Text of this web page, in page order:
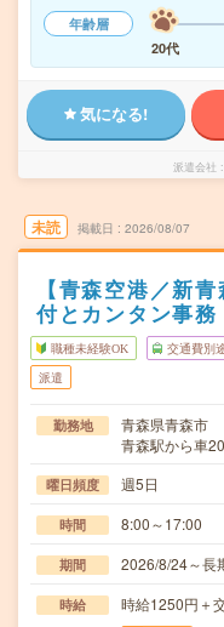
年齢層
20代
気になる!
派遣会社
未読 掲載日 2026/08/07
【青森空港／新
付とカンタン事務
職種未経験OK 交通費別
派遣
勤務地
青森県青森市
青森駅から車
曜日頻度 週5日
時間 8:00～17:00
期間 2026/8/24～長
時給 時給1250円＋